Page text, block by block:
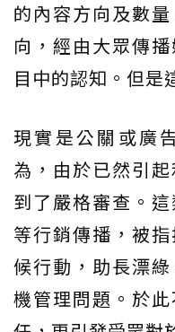
的內容方向及數
向，經由大眾傳
目中的認知。但是
現實是公關或廣
為，由於已然引
到了嚴格審查。
等行銷傳播，被
候行動，助長漂
機管理問題。於